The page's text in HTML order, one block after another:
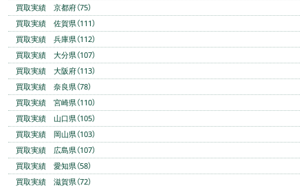
買取実績 京都府（75）
買取実績 佐賀県（111）
買取実績 兵庫県（112）
買取実績 大分県（107）
買取実績 大阪府（113）
買取実績 奈良県（78）
買取実績 宮崎県（110）
買取実績 山口県（105）
買取実績 岡山県（103）
買取実績 広島県（107）
買取実績 愛知県（58）
買取実績 滋賀県（72）